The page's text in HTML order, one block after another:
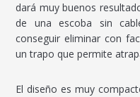
dará muy buenos
de una escoba sin
conseguir eliminar con
un trapo que permite
El diseño es muy